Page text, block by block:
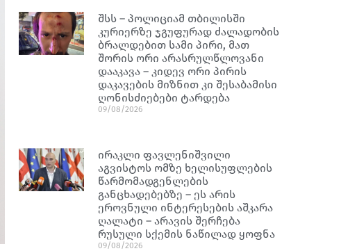
შსს – პოლიციამ თბილისში
კურიერზე ჯგუფურად ძალადობის
ბრალდებით სამი პირი, მათ
შორის ორი არასრულწლოვანი
დააკავა – კიდევ ორი პირის
დაკავების მიზნით კი შესაბამისი
ღონისძიებები ტარდება
09/08/2026
ირაკლი ფავლენიშვილი
აგვისტოს ომზე ხელისუფლების
წარმომადგენლების
განცხადებებზე – ეს არის
ეროვნული ინტერესების აშკარა
ღალატი – არავის შერჩება
რუსული სქემის ნაწილად ყოფნა
09/08/2026